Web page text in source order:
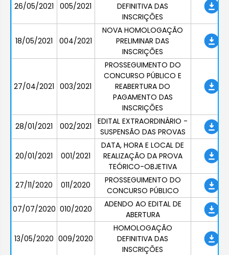
26/05/2021 005/2021
DEFINITIVA DAS
INSCRIÇÕES
18/05/2021 004/2021
NOVA HOMOLOGAÇÃO
PRELIMINAR DAS
INSCRIÇÕES
27/04/2021 003/2021
PROSSEGUIMENTO DO
CONCURSO PÚBLICO E
REABERTURA DO
PAGAMENTO DAS
INSCRIÇÕES
28/01/2021
002/2021
EDITAL EXTRAORDINÁRIO -
SUSPENSÃO DAS PROVAS
20/01/2021 001/2021
DATA, HORA E LOCAL DE
REALIZAÇÃO DA PROVA
TEÓRICO-OBJETIVA
27/11/2020
011/2020
PROSSEGUIMENTO DO
CONCURSO PÚBLICO
07/07/2020 010/2020
ADENDO AO EDITAL DE
ABERTURA
13/05/2020 009/2020
HOMOLOGAÇÃO
DEFINITIVA DAS
INSCRIÇÕES